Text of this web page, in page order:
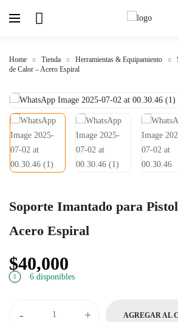
Home Tienda Herramientas & Equipamiento
de Calor – Acero Espiral
Soporte Imantado para
Acero Espiral
$40,000
6 disponibles
- + AGREGAR AL